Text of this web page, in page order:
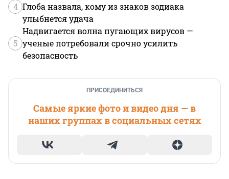
4 Глоба назвала, кому из знаков зодиака
улыбнется удача
5
Надвигается волна пугающих вирусов —
ученые потребовали срочно усилить
безопасность
ПРИСОЕДИНИТЬСЯ
Самые яркие фото и видео дня — в
наших группах в социальных сетях